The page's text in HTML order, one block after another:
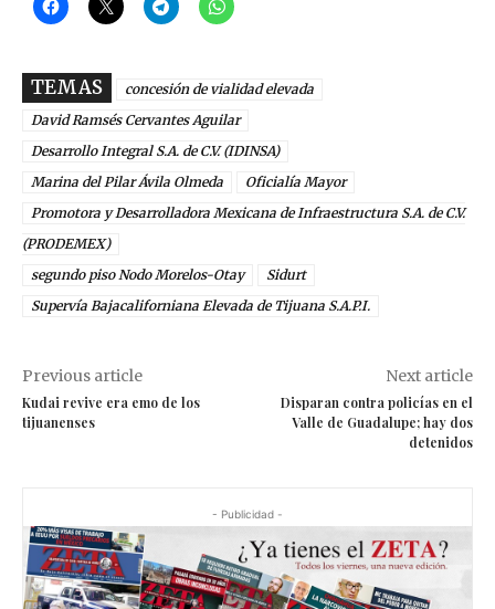
TEMAS
concesión de vialidad elevada
David Ramsés Cervantes Aguilar
Desarrollo Integral S.A. de C.V. (IDINSA)
Marina del Pilar Ávila Olmeda
Oficialía Mayor
Promotora y Desarrolladora Mexicana de Infraestructura S.A. de C.V.
(PRODEMEX)
segundo piso Nodo Morelos-Otay
Sidurt
Supervía Bajacaliforniana Elevada de Tijuana S.A.P.I.
Previous article
Kudai revive era emo de los
tijuanenses
Next article
Disparan contra policías en el
Valle de Guadalupe; hay dos
detenidos
- Publicidad -